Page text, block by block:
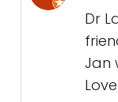
Dr
Jan